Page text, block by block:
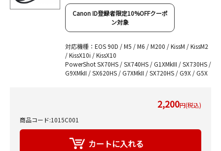
Canon ID登録者限定10%OFFクーポ
ン対象
対応機種：EOS 90D / M5 / M6 / M200 / KissM / KissM2
/ KissX10i / KissX10
PowerShot SX70HS / SX740HS / G1XMkIII / SX730HS /
G9XMkII / SX620HS / G7XMkII / SX720HS / G9X / G5X
2,200円(税込)
商品コード:1015C001